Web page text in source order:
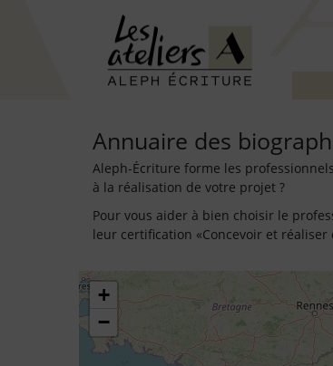
Annuaire des
Aleph-Écriture forme les
à la réalisation de votre projet ?
Pour vous aider à bien choisir le
leur certification «Concevoir et
+
−